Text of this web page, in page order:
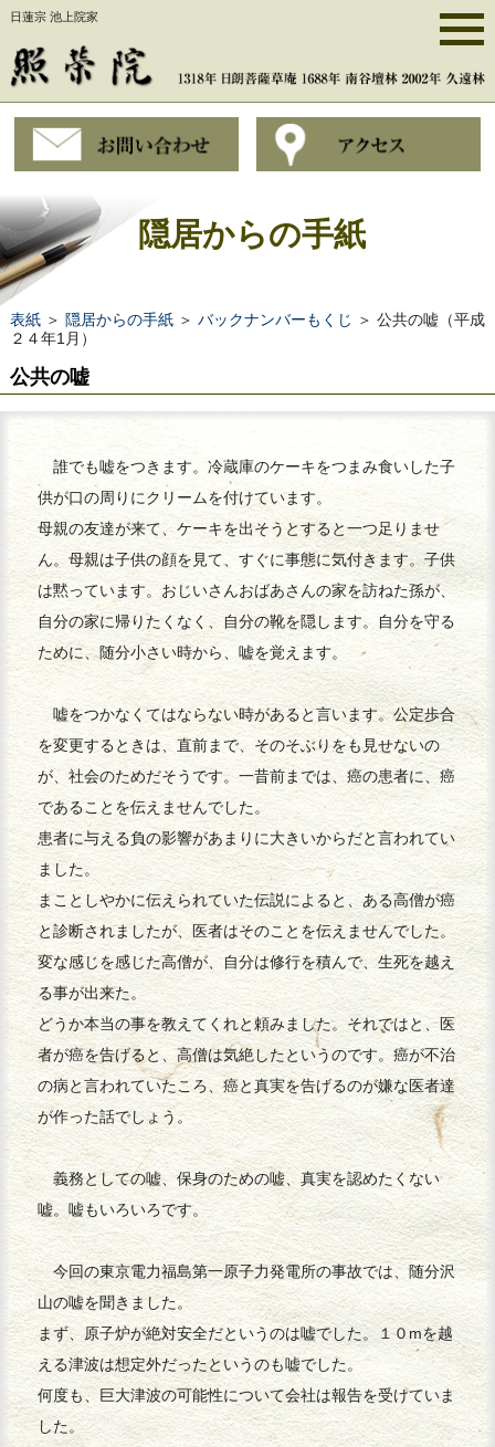
日蓮宗 池上院家
隠居からの手紙
表紙＞ 隠居からの手紙＞ バックナンバーもくじ ＞ 公共の嘘（平成
２４年1月）
公共の嘘
誰でも嘘をつきます。冷蔵庫のケーキをつまみ食いした子
供が口の周りにクリームを付けています。
母親の友達が来て、ケーキを出そうとすると一つ足りませ
ん。母親は子供の顔を見て、すぐに事態に気付きます。子供
は黙っています。おじいさんおばあさんの家を訪ねた孫が、
自分の家に帰りたくなく、自分の靴を隠します。自分を守る
ために、随分小さい時から、嘘を覚えます。
嘘をつかなくてはならない時があると言います。公定歩合
を変更するときは、直前まで、そのそぶりをも見せないの
が、社会のためだそうです。一昔前までは、癌の患者に、癌
であることを伝えませんでした。
患者に与える負の影響があまりに大きいからだと言われてい
ました。
まことしやかに伝えられていた伝説によると、ある高僧が癌
と診断されましたが、医者はそのことを伝えませんでした。
変な感じを感じた高僧が、自分は修行を積んで、生死を越え
る事が出来た。
どうか本当の事を教えてくれと頼みました。それではと、医
者が癌を告げると、高僧は気絶したというのです。癌が不治
の病と言われていたころ、癌と真実を告げるのが嫌な医者達
が作った話でしょう。
義務としての嘘、保身のための嘘、真実を認めたくない
嘘。嘘もいろいろです。
今回の東京電力福島第一原子力発電所の事故では、随分沢
山の嘘を聞きました。
まず、原子炉が絶対安全だというのは嘘でした。１０mを越
える津波は想定外だったというのも嘘でした。
何度も、巨大津波の可能性について会社は報告を受けていま
した。